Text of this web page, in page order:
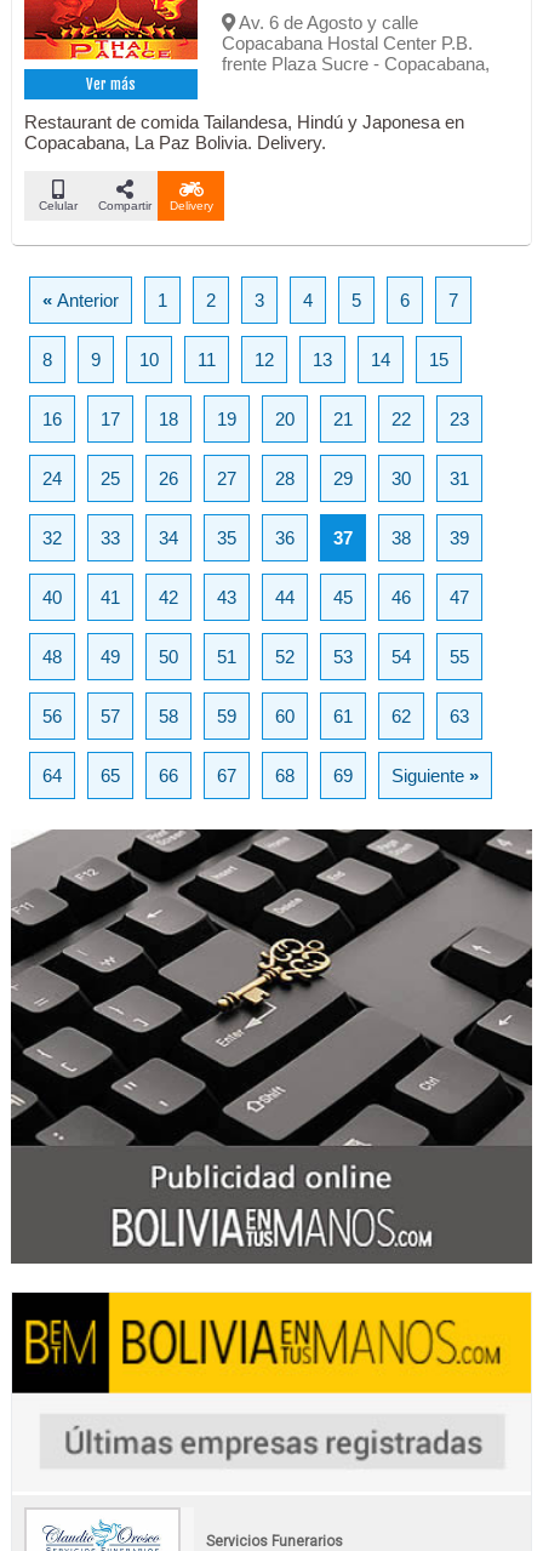
Ver más
Av. 6 de Agosto y calle
Copacabana Hostal Center P.B.
frente Plaza Sucre - Copacabana,
Restaurant de comida Tailandesa, Hindú y Japonesa en
Copacabana, La Paz Bolivia. Delivery.
Celular Compartir Delivery
«Anterior 1 2 3 4 5 6 7
8 9 10 11 12 13 14 15
16 17 18 19 20 21 22 23
24 25 26 27 28 29 30 31
32 33 34 35 36 37 38 39
40 41 42 43 44 45 46 47
48 49 50 51 52 53 54 55
56 57 58 59 60 61 62 63
64 65 66 67 68 69 Siguiente»
Servicios Funerarios